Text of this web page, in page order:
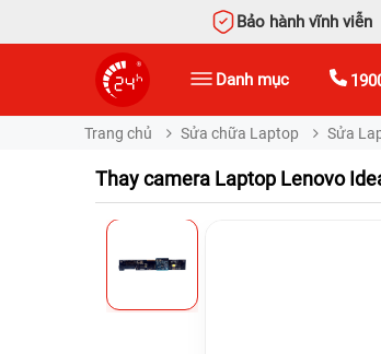
Bảo hành vĩnh viễn
Danh mục
Trang chủ Sửa chữa Laptop Sửa
Thay camera Laptop Lenovo